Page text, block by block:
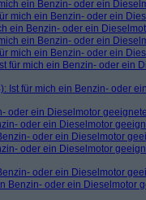
ein Benzin- oder ein
mich ein Benzin- oder ein
ein Benzin- oder ein
ein Benzin- oder ein
mich ein Benzin- oder ein
für mich ein Benzin- oder ein
Ist für mich ein Benzin- oder
oder ein Dieselmotor
oder ein Dieselmotor
oder ein Dieselmotor
oder ein Dieselmotor
oder ein Dieselmotor
Benzin- oder ein Dieselmotor